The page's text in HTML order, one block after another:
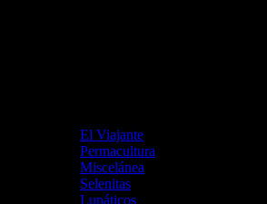
El Viajante
Permacultura
Miscelánea
Selenitas
Lunáticos